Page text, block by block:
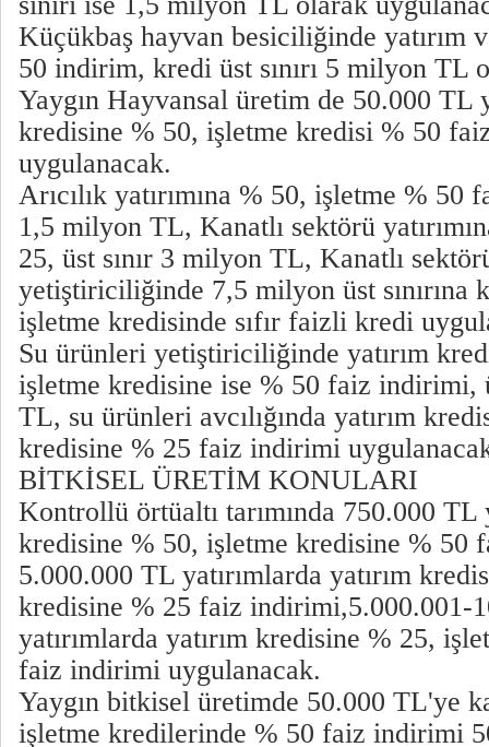
Küçükbaş hayvan besiciliğinde yatırım
50 indirim, kredi üst sınırı 5 milyon TL
Yaygın Hayvansal üretim de 50.000 TL
kredisine % 50, işletme kredisi % 50
uygulanacak.
Arıcılık yatırımına % 50, işletme % 50
1,5 milyon TL, Kanatlı sektörü
25, üst sınır 3 milyon TL, Kanatlı
yetiştiriciliğinde 7,5 milyon üst sınırına
işletme kredisinde sıfır faizli kredi
Su ürünleri yetiştiriciliğinde yatırım
işletme kredisine ise % 50 faiz indirimi,
TL, su ürünleri avcılığında yatırım
kredisine % 25 faiz indirimi
BİTKİSEL ÜRETİM KONULARI
Kontrollü örtüaltı tarımında 750.000 TL
kredisine % 50, işletme kredisine % 50
5.000.000 TL yatırımlarda yatırım
kredisine % 25 faiz indirimi,5.000.001-
yatırımlarda yatırım kredisine % 25,
faiz indirimi uygulanacak.
Yaygın bitkisel üretimde 50.000 TL'ye
işletme kredilerinde % 50 faiz indirimi